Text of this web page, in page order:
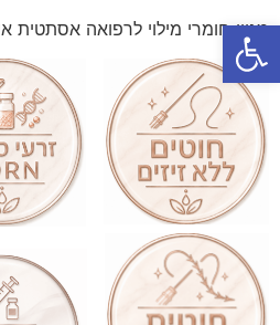
פתח סרגל נגישות
מגוון חומרי מילוי לרפואה אסתטית